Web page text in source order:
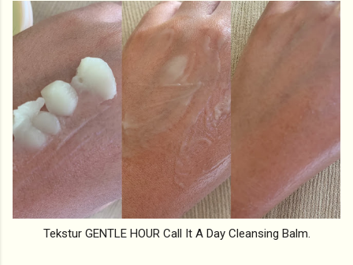
Tekstur GENTLE HOUR Call It A Day Cleansing Balm.